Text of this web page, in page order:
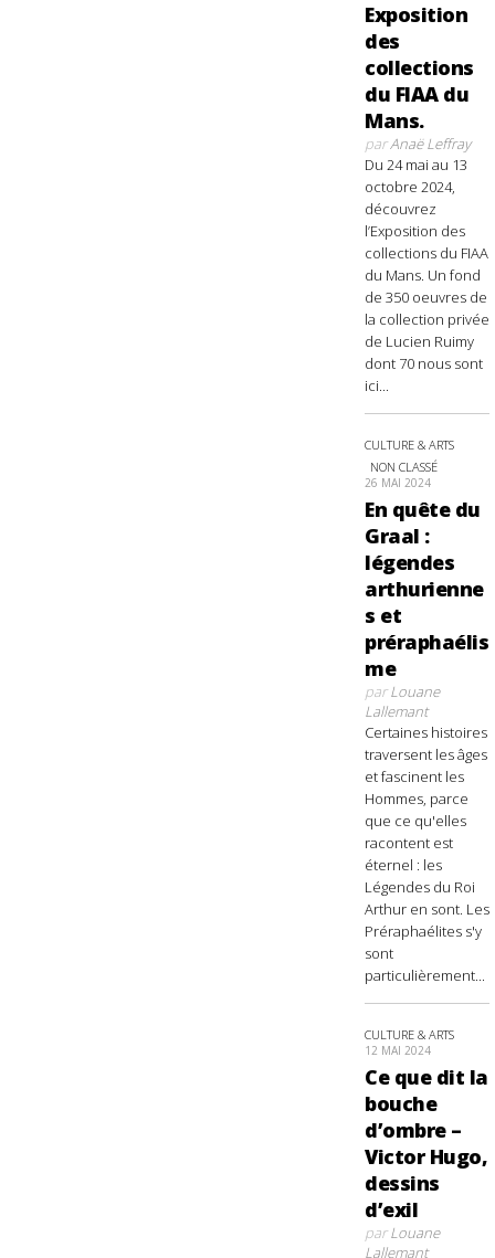
Exposition
des
collections
du FIAA du
Mans.
parAnaë Leffray
Du 24 mai au 13
octobre 2024,
découvrez
l’Exposition des
collections du FIAA
du Mans. Un fond
de 350 oeuvres de
la collection privée
de Lucien Ruimy
dont 70 nous sont
ici...
CULTURE & ARTS
NON CLASSÉ
26 MAI 2024
En quête du
Graal :
légendes
arthurienne
s et
préraphaélis
me
parLouane
Lallemant
Certaines histoires
traversent les âges
et fascinent les
Hommes, parce
que ce qu'elles
racontent est
éternel : les
Légendes du Roi
Arthur en sont. Les
Préraphaélites s'y
sont
particulièrement...
CULTURE & ARTS
12 MAI 2024
Ce que dit la
bouche
d’ombre –
Victor Hugo,
dessins
d’exil
parLouane
Lallemant